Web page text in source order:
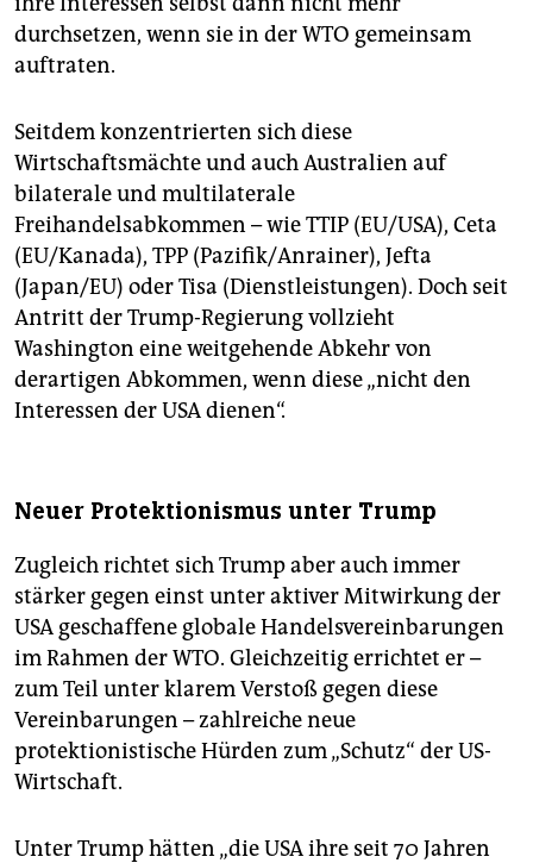
durchsetzen, wenn sie in der WTO gemeinsam
auftraten.
Seitdem konzentrierten sich diese
Wirtschaftsmächte und auch Australien auf
bilaterale und multilaterale
Freihandelsabkommen – wie TTIP (EU/USA), Ceta
(EU/Kanada), TPP (Pazifik/Anrainer), Jefta
(Japan/EU) oder Tisa (Dienstleistungen). Doch seit
Antritt der Trump-Regierung vollzieht
Washington eine weitgehende Abkehr von
derartigen Abkommen, wenn diese „nicht den
Interessen der USA dienen“.
Neuer Protektionismus unter Trump
Zugleich richtet sich Trump aber auch immer
stärker gegen einst unter aktiver Mitwirkung der
USA geschaffene globale Handelsvereinbarungen
im Rahmen der WTO. Gleichzeitig errichtet er –
zum Teil unter klarem Verstoß gegen diese
Vereinbarungen – zahlreiche neue
protektionistische Hürden zum „Schutz“ der US-
Wirtschaft.
Unter Trump hätten „die USA ihre seit 70 Jahren